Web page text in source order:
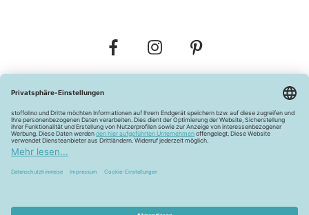
Widerrufsbelehrung Vertrag widerrufen
Barrierefreiheitserklärung
Pflegehinweise